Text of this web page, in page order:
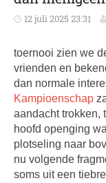
12 juli 2025 23:31
toernooi zien we
vrienden en
dan normale
Kampioenschap
aandacht trokken,
hoofd openging
plotseling naar
nu volgende
soms uit een